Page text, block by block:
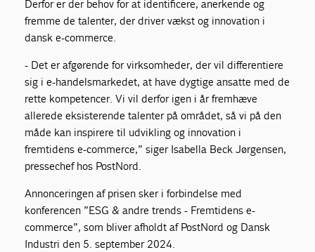
Derfor er der behov for at identificere, anerkende og
fremme de talenter, der driver vækst og innovation i
dansk e-commerce.
- Det er afgørende for virksomheder, der vil differentiere
sig i e-handelsmarkedet, at have dygtige ansatte med de
rette kompetencer. Vi vil derfor igen i år fremhæve
allerede eksisterende talenter på området, så vi på den
måde kan inspirere til udvikling og innovation i
fremtidens e-commerce,” siger Isabella Beck Jørgensen,
pressechef hos PostNord.
Annonceringen af prisen sker i forbindelse med
konferencen ”ESG & andre trends - Fremtidens e-
commerce”, som bliver afholdt af PostNord og Dansk
Industri den 5. september 2024.